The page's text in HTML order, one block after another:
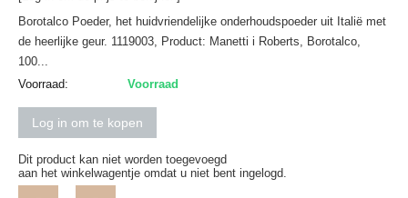
Borotalco Poeder, het huidvriendelijke onderhoudspoeder uit Italië met
de heerlijke geur. 1119003, Product: Manetti i Roberts, Borotalco,
100...
Voorraad:
Voorraad
Log in om te kopen
Dit product kan niet worden toegevoegd
aan het winkelwagentje omdat u niet bent ingelogd.